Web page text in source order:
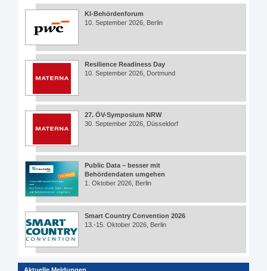
KI-Behördenforum
10. September 2026, Berlin
Resilience Readiness Day
10. September 2026, Dortmund
27. ÖV-Symposium NRW
30. September 2026, Düsseldorf
Public Data – besser mit
Behördendaten umgehen
1. Oktober 2026, Berlin
Smart Country Convention 2026
13.-15. Oktober 2026, Berlin